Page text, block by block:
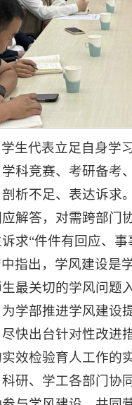
生代表立足自身学
科竞赛、考研备考
析不足、表达诉求
解答，对需跨部门
求“件件有回应、事
指出，学风建设是
最关切的学风问题
学部推进学风建设
快出台针对性改进
效检验育人工作的
研、学工各部门协